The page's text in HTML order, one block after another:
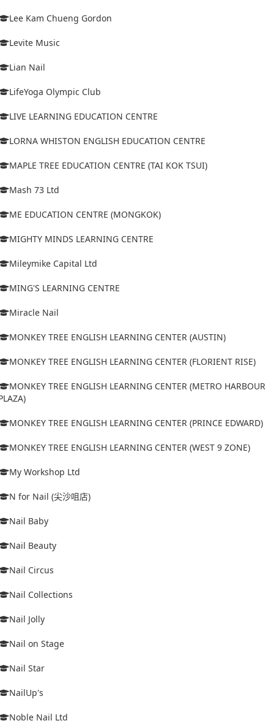
Lee Kam Chueng Gordon
Levite Music
Lian Nail
LifeYoga Olympic Club
LIVE LEARNING EDUCATION CENTRE
LORNA WHISTON ENGLISH EDUCATION CENTRE
MAPLE TREE EDUCATION CENTRE (TAI KOK TSUI)
Mash 73 Ltd
ME EDUCATION CENTRE (MONGKOK)
MIGHTY MINDS LEARNING CENTRE
Mileymike Capital Ltd
MING'S LEARNING CENTRE
Miracle Nail
MONKEY TREE ENGLISH LEARNING CENTER (AUSTIN)
MONKEY TREE ENGLISH LEARNING CENTER (FLORIENT RISE)
MONKEY TREE ENGLISH LEARNING CENTER (METRO HARBOUR
MONKEY TREE ENGLISH LEARNING CENTER (PRINCE EDWARD)
MONKEY TREE ENGLISH LEARNING CENTER (WEST 9 ZONE)
My Workshop Ltd
N for Nail (尖沙咀店)
Nail Baby
Nail Beauty
Nail Circus
Nail Collections
Nail Jolly
Nail on Stage
Nail Star
NailUp's
Noble Nail Ltd